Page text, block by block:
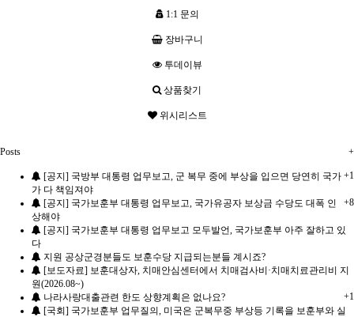
1:1 문의
장바구니
투데이뷰
상품찾기
위시리스트
+
Posts
+1
[공지] 국방부 대통령 업무보고, 군 복무 중에 부상을 입으면 당연히 국가
가 다 책임져야
+8
[공지] 국가보훈부 대통령 업무보고, 국가유공자 보상금 수당도 대폭 인
상해야
[공지] 국가보훈부 대통령 업무보고 모두발언, 국가보훈부 아주 잘하고 있
다
지원 공상군경분들도 보훈수당 지급되는분들 계시죠?
[보도자료] 보훈대상자, 치매안심센터에서 치매검사비·치매치료관리비 지
원(2026.08~)
+1
나라사랑대출관련 한도 상향계획은 없나요?
[국회] 국가보훈부 업무질의, 미국은 군복무중 부상등 기록을 보훈부와 실